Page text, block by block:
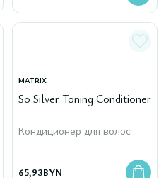
MATRIX
So Silver Toning Conditioner
Кондиционер для волос
65,93BYN